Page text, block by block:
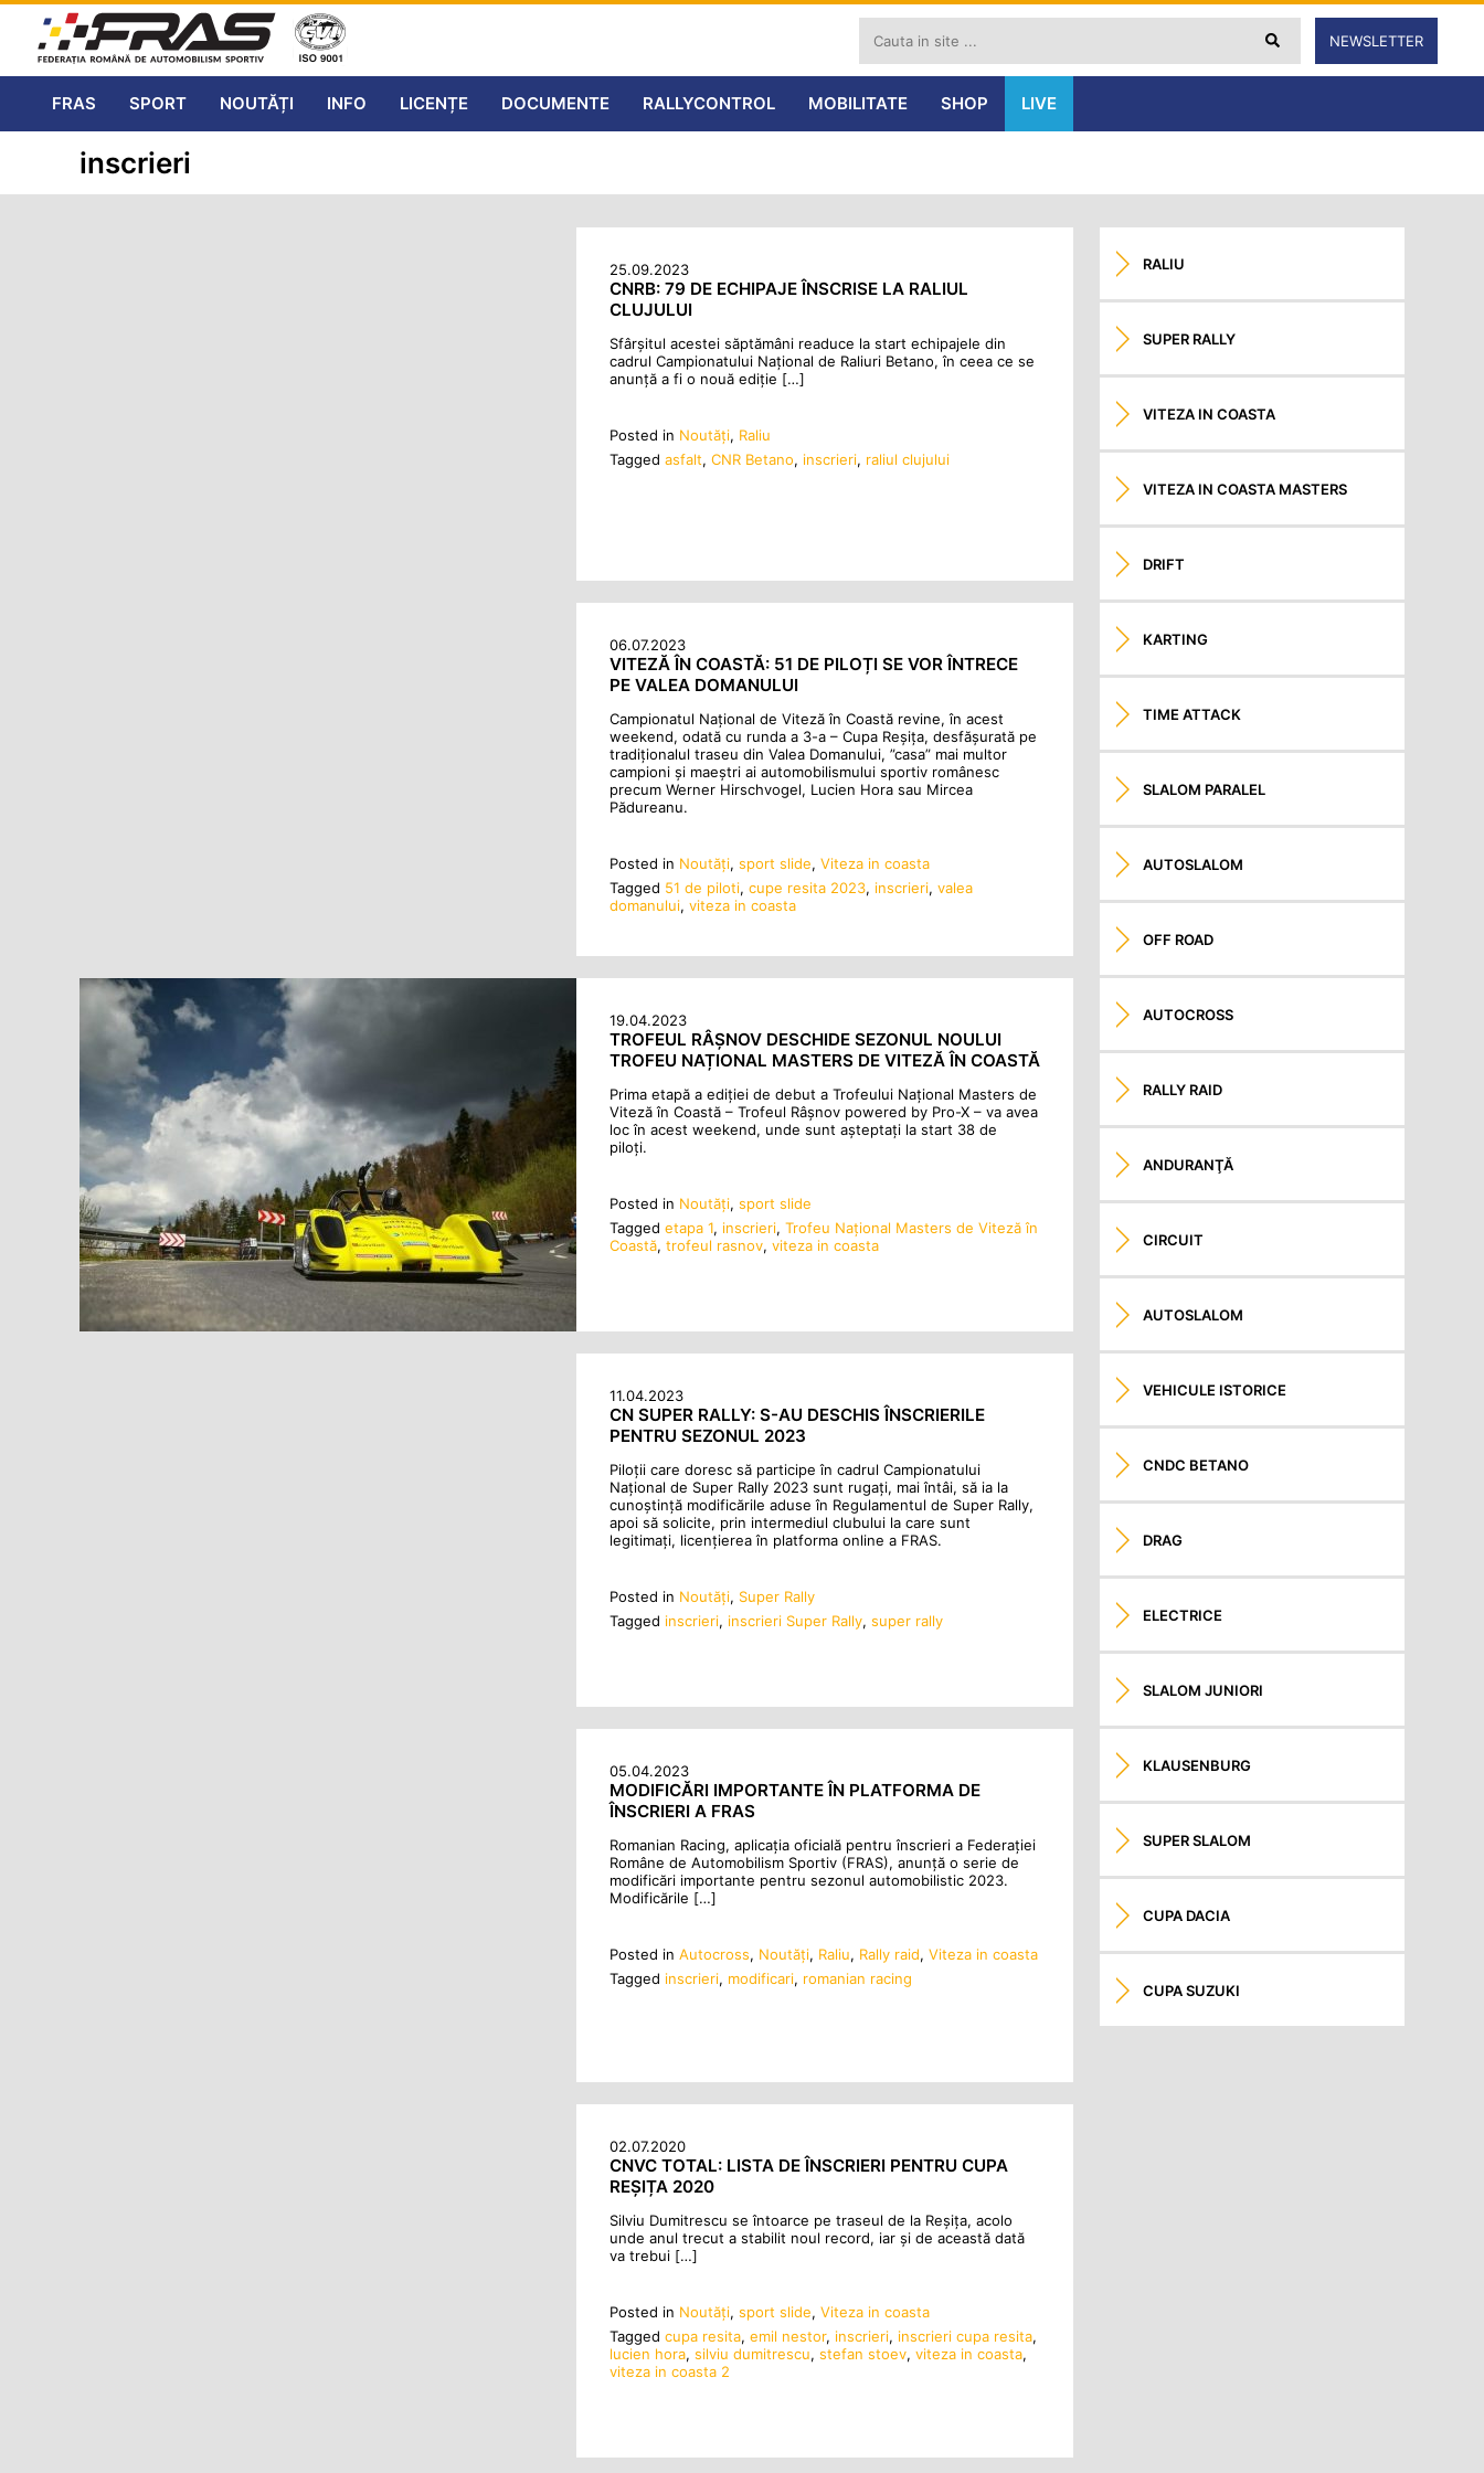
NEWSLETTER
FRAS SPORT NOUTĂȚI INFO LICENȚE DOCUMENTE RALLYCONTROL MOBILITATE SHOP LIVE
inscrieri
25.09.2023
CNRB: 79 DE ECHIPAJE ÎNSCRISE LA RALIUL
CLUJULUI
Sfârșitul acestei săptămâni readuce la start echipajele din
cadrul Campionatului Național de Raliuri Betano, în ceea ce se
anunță a fi o nouă ediție […]
Posted in Noutăţi, Raliu
Tagged asfalt, CNR Betano, inscrieri, raliul clujului
06.07.2023
VITEZĂ ÎN COASTĂ: 51 DE PILOȚI SE VOR ÎNTRECE
PE VALEA DOMANULUI
Campionatul Național de Viteză în Coastă revine, în acest
weekend, odată cu runda a 3-a – Cupa Reșița, desfășurată pe
tradiționalul traseu din Valea Domanului, ”casa” mai multor
campioni și maeștri ai automobilismului sportiv românesc
precum Werner Hirschvogel, Lucien Hora sau Mircea
Pădureanu.
Posted in Noutăţi, sport slide, Viteza in coasta
Tagged 51 de piloti, cupe resita 2023, inscrieri, valea
domanului, viteza in coasta
19.04.2023
TROFEUL RÂȘNOV DESCHIDE SEZONUL NOULUI
TROFEU NAȚIONAL MASTERS DE VITEZĂ ÎN COASTĂ
Prima etapă a ediției de debut a Trofeului Național Masters de
Viteză în Coastă – Trofeul Râșnov powered by Pro-X – va avea
loc în acest weekend, unde sunt așteptați la start 38 de
piloți.
Posted in Noutăţi, sport slide
Tagged etapa 1, inscrieri, Trofeu Național Masters de Viteză în
Coastă, trofeul rasnov, viteza in coasta
11.04.2023
CN SUPER RALLY: S-AU DESCHIS ÎNSCRIERILE
PENTRU SEZONUL 2023
Piloții care doresc să participe în cadrul Campionatului
Național de Super Rally 2023 sunt rugați, mai întâi, să ia la
cunoștință modificările aduse în Regulamentul de Super Rally,
apoi să solicite, prin intermediul clubului la care sunt
legitimați, licențierea în platforma online a FRAS.
Posted in Noutăţi, Super Rally
Tagged inscrieri, inscrieri Super Rally, super rally
05.04.2023
MODIFICĂRI IMPORTANTE ÎN PLATFORMA DE
ÎNSCRIERI A FRAS
Romanian Racing, aplicația oficială pentru înscrieri a Federației
Române de Automobilism Sportiv (FRAS), anunță o serie de
modificări importante pentru sezonul automobilistic 2023.
Modificările […]
Posted in Autocross, Noutăţi, Raliu, Rally raid, Viteza in coasta
Tagged inscrieri, modificari, romanian racing
02.07.2020
CNVC TOTAL: LISTA DE ÎNSCRIERI PENTRU CUPA
REȘIȚA 2020
Silviu Dumitrescu se întoarce pe traseul de la Reșița, acolo
unde anul trecut a stabilit noul record, iar și de această dată
va trebui […]
Posted in Noutăţi, sport slide, Viteza in coasta
Tagged cupa resita, emil nestor, inscrieri, inscrieri cupa resita,
lucien hora, silviu dumitrescu, stefan stoev, viteza in coasta,
viteza in coasta 2
RALIU
SUPER RALLY
VITEZA IN COASTA
VITEZA IN COASTA MASTERS
DRIFT
KARTING
TIME ATTACK
SLALOM PARALEL
AUTOSLALOM
OFF ROAD
AUTOCROSS
RALLY RAID
ANDURANŢĂ
CIRCUIT
AUTOSLALOM
VEHICULE ISTORICE
CNDC BETANO
DRAG
ELECTRICE
SLALOM JUNIORI
KLAUSENBURG
SUPER SLALOM
CUPA DACIA
CUPA SUZUKI